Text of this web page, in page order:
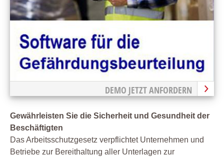
DEMO JETZT ANFORDERN
Gewährleisten Sie die Sicherheit und Gesundheit der
Beschäftigten
Das Arbeitsschutzgesetz verpflichtet Unternehmen und
Betriebe zur Bereithaltung aller Unterlagen zur